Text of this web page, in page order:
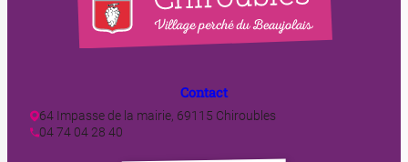
Contact
64 Impasse de la mairie, 69115 Chiroubles
04 74 04 28 40